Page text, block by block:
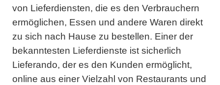
von Lieferdiensten, die es den Verbrauchern
ermöglichen, Essen und andere Waren direkt
zu sich nach Hause zu bestellen. Einer der
bekanntesten Lieferdienste ist sicherlich
Lieferando, der es den Kunden ermöglicht,
online aus einer Vielzahl von Restaurants und